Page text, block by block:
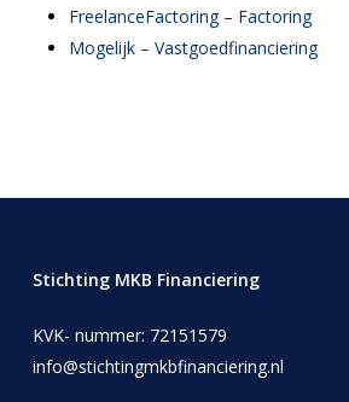
FreelanceFactoring – Factoring
Mogelijk – Vastgoedfinanciering
Stichting MKB Financiering
KVK- nummer: 72151579
info@stichtingmkbfinanciering.nl